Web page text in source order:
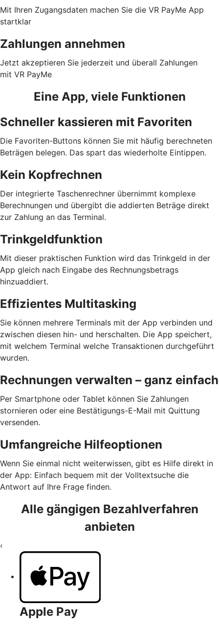
Mit Ihren Zugangsdaten machen Sie die VR PayMe App
startklar
Zahlungen annehmen
Jetzt akzeptieren Sie jederzeit und überall Zahlungen
mit VR PayMe
Eine App, viele Funktionen
Schneller kassieren mit Favoriten
Die Favoriten-Buttons können Sie mit häufig berechneten
Beträgen belegen. Das spart das wiederholte Eintippen.
Kein Kopfrechnen
Der integrierte Taschenrechner übernimmt komplexe
Berechnungen und übergibt die addierten Beträge direkt
zur Zahlung an das Terminal.
Trinkgeldfunktion
Mit dieser praktischen Funktion wird das Trinkgeld in der
App gleich nach Eingabe des Rechnungsbetrags
hinzuaddiert.
Effizientes Multitasking
Sie können mehrere Terminals mit der App verbinden und
zwischen diesen hin- und herschalten. Die App speichert,
mit welchem Terminal welche Transaktionen durchgeführt
wurden.
Rechnungen verwalten – ganz einfach
Per Smartphone oder Tablet können Sie Zahlungen
stornieren oder eine Bestätigungs-E-Mail mit Quittung
versenden.
Umfangreiche Hilfeoptionen
Wenn Sie einmal nicht weiterwissen, gibt es Hilfe direkt in
der App: Einfach bequem mit der Volltextsuche die
Antwort auf Ihre Frage finden.
Alle gängigen Bezahlverfahren
anbieten
‹
Apple Pay